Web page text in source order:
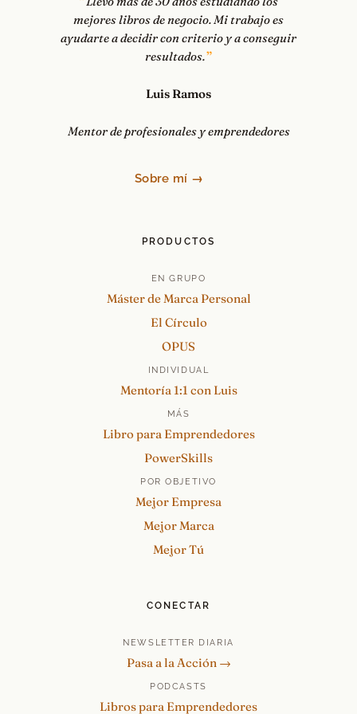
mejores libros de negocio. Mi trabajo es
ayudarte a decidir con criterio y a conseguir
resultados.
Luis Ramos
Mentor de profesionales y emprendedores
Sobre mí →
PRODUCTOS
EN GRUPO
Máster de Marca Personal
El Círculo
OPUS
INDIVIDUAL
Mentoría 1:1 con Luis
MÁS
Libro para Emprendedores
PowerSkills
POR OBJETIVO
Mejor Empresa
Mejor Marca
Mejor Tú
CONECTAR
NEWSLETTER DIARIA
Pasa a la Acción →
PODCASTS
Libros para Emprendedores